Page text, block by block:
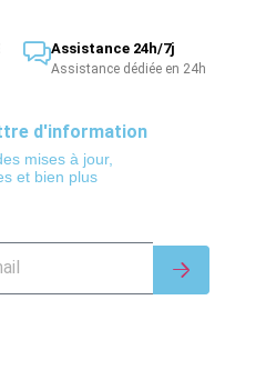
Assistance 24h/7j
Assistance dédiée en 24h
d'information
mises à jour,
et bien plus